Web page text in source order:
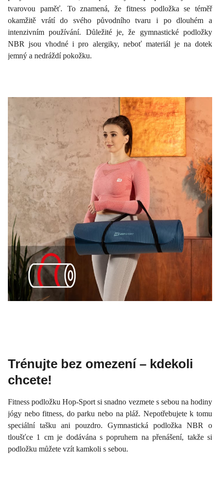
tvarovou paměť. To znamená, že fitness podložka se téměř
okamžitě vrátí do svého původního tvaru i po dlouhém a
intenzivním používání. Důležité je, že gymnastické podložky
NBR jsou vhodné i pro alergiky, neboť materiál je na dotek
jemný a nedráždí pokožku.
Trénujte bez omezení – kdekoli
chcete!
Fitness podložku Hop-Sport si snadno vezmete s sebou na hodiny
jógy nebo fitness, do parku nebo na pláž. Nepotřebujete k tomu
speciální tašku ani pouzdro. Gymnastická podložka NBR o
tloušťce 1 cm je dodávána s popruhem na přenášení, takže si
podložku můžete vzít kamkoli s sebou.